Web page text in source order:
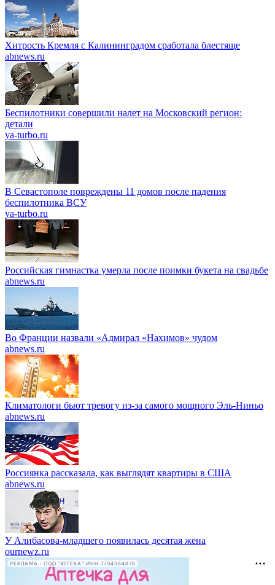
Хитрость Кремля с Калининградом сработала блестяще
abnews.ru
Беспилотники совершили налет на Московский регион:
детали
ya-turbo.ru
В Севастополе повреждены 11 домов после падения
беспилотника ВСУ
ya-turbo.ru
Российская гимнастка умерла после поимки букета на свадьбе
abnews.ru
Во Франции назвали «Адмирал «Нахимов» чудом
abnews.ru
Климатологи бьют тревогу из-за самого мощного Эль-Ниньо
abnews.ru
Россиянка рассказала, как выглядят квартиры в США
abnews.ru
У Алибасова-младшего появилась десятая жена
ournewz.ru
РЕКЛАМА • ООО "ЮТЕКА" ИНН 7704384878